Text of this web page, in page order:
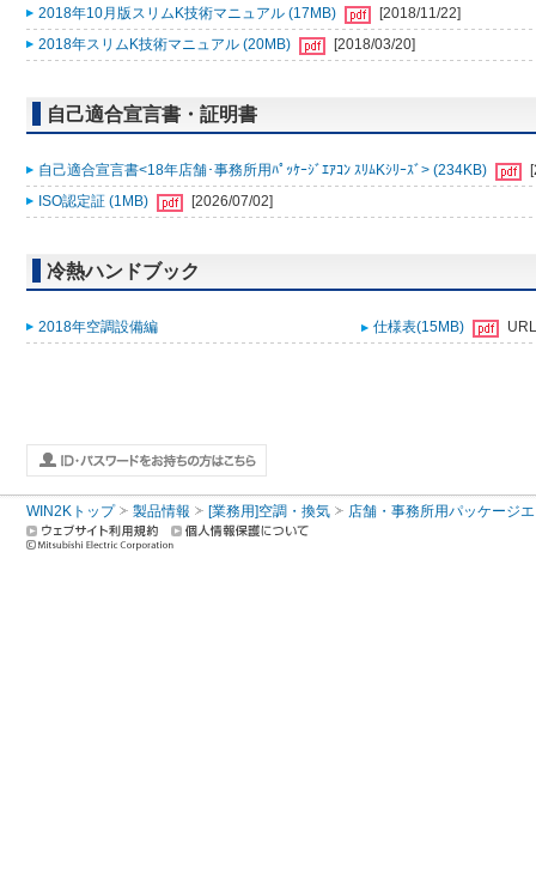
2018年10月版スリムK技術マニュアル (17MB)
[2018/11/22]
2018年スリムK技術マニュアル (20MB)
[2018/03/20]
自己適合宣言書・証明書
自己適合宣言書<18年店舗･事務所用ﾊﾟｯｹｰｼﾞｴｱｺﾝ ｽﾘﾑKｼﾘｰｽﾞ> (234KB)
ISO認定証 (1MB)
[2026/07/02]
冷熱ハンドブック
2018年空調設備編 仕様表(15MB) URL
WIN2Kトップ 製品情報 [業務用]空調・換気 店舗・事務所用パッケージ